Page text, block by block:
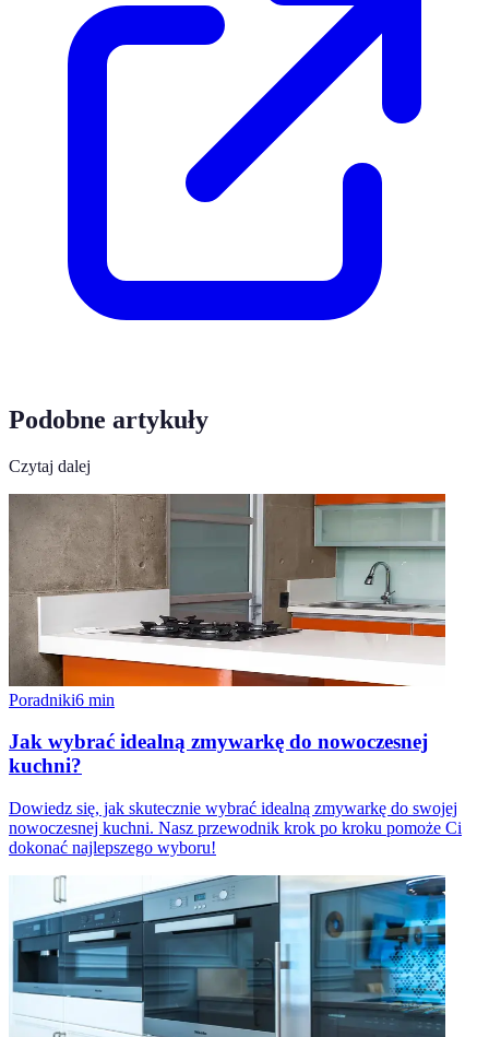
Podobne artykuły
Czytaj dalej
Poradniki6 min
Jak wybrać idealną zmywarkę do nowoczesnej
kuchni?
Dowiedz się, jak skutecznie wybrać idealną zmywarkę do swojej
nowoczesnej kuchni. Nasz przewodnik krok po kroku pomoże Ci
dokonać najlepszego wyboru!